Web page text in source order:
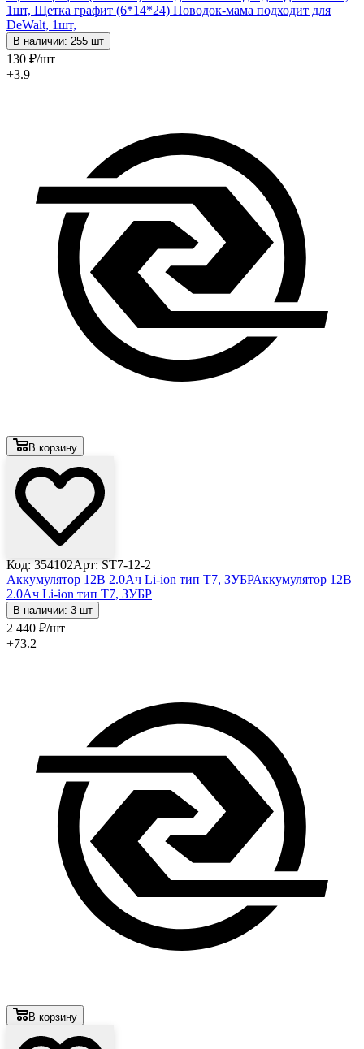
1шт, Щетка графит (6*14*24) Поводок-мама подходит для
DeWalt, 1шт,
В наличии: 255 шт
130 ₽/шт
+3.9
В корзину
Код: 354102Арт: ST7-12-2
Аккумулятор 12В 2.0Ач Li-ion тип T7, ЗУБРАккумулятор 12В
2.0Ач Li-ion тип T7, ЗУБР
В наличии: 3 шт
2 440 ₽/шт
+73.2
В корзину